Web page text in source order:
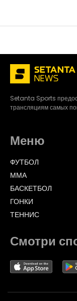
Setanta Sports
трансляциям самых
Меню
ФУТБОЛ
ММА
БАСКЕТБОЛ
ГОНКИ
ТЕННИС
Смотри